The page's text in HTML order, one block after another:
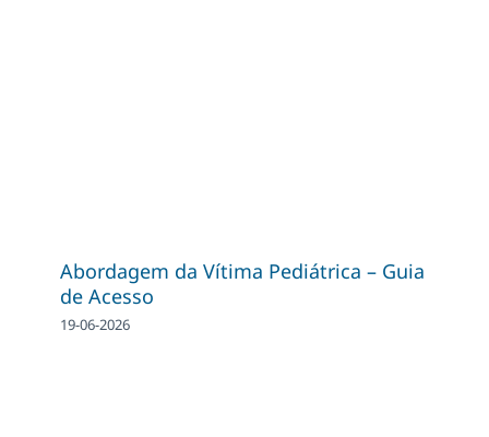
Abordagem da Vítima Pediátrica – Guia
de Acesso
19-06-2026